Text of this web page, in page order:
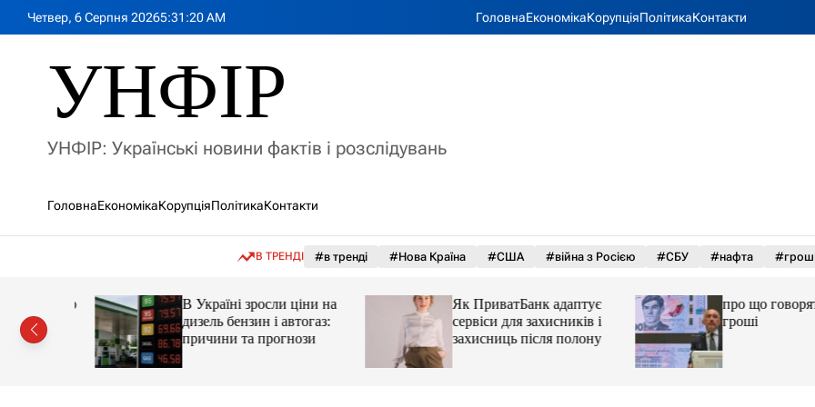
Четвер, 6 Серпня 20265:31 :22AM ГоловнаЕкономікаКорупціяПолітикаКонтакти
УНФІР
УНФІР: Українські новини фактів і розслідувань
ГоловнаЕкономікаКорупціяПолітикаКонтакти
В ТРЕНДІ #в тренді #Нова Країна #США #війна з Росією #СБУ #нафта
В Україні зросли ціни на
дизель бензин і автогаз:
причини та прогнози
Як ПриватБанк адаптує
сервіси для захисників і
захисниць після полону
про що говорять
гроші